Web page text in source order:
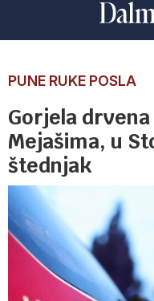
PUNE RUKE POSLA
Gorjela
Mejašima, u
štednjak